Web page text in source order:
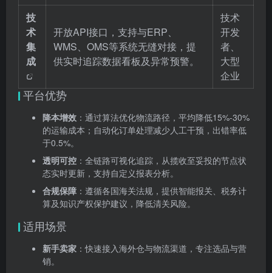
技
术
集
成
开放API接口，支持与ERP、
WMS、OMS等系统无缝对接，提
供实时追踪数据看板及异常预警。
技术
开发
者、
大型
企业
平台优势
降本增效 ：通过算法优化物流路径，平均降低15%-30%
的运输成本；自动化订单处理减少人工干预，出错率低
于0.5%。
透明可控 ：全链路可视化追踪，从揽收至妥投的节点状
态实时更新，支持自定义报表分析。
合规保障 ：遵循各国海关法规，提供智能报关、税务计
算及知识产权保护建议，降低清关风险。
适用场景
新手卖家 ：快速接入海外仓与物流渠道，专注选品与营
销。